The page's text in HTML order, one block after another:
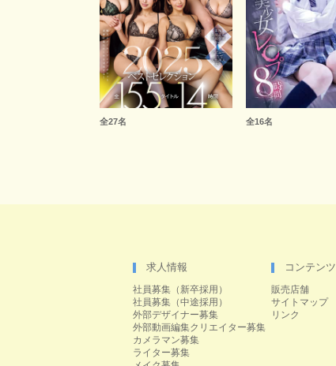
全27名 全16名
求人情報
社員募集（新卒採用）
社員募集（中途採用）
外部デザイナー募集
外部動画編集クリエイター募集
カメラマン募集
ライター募集
コンテンツ
販売店舗
サイトマップ
リンク